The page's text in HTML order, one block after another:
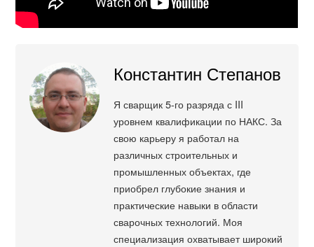
Константин Степанов
Я сварщик 5-го разряда с III
уровнем квалификации по НАКС. За
свою карьеру я работал на
различных строительных и
промышленных объектах, где
приобрел глубокие знания и
практические навыки в области
сварочных технологий. Моя
специализация охватывает широкий